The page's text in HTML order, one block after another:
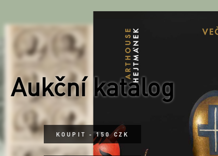
Aukční katalog
KOUPIT - 150 CZK